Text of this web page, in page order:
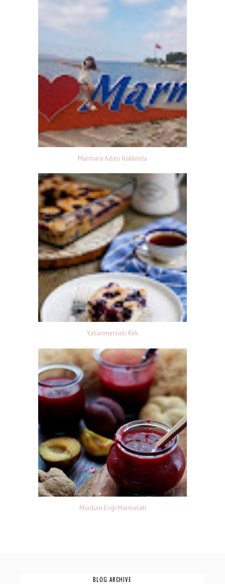
Marmara Adası Hakkında
Yabanmersinli Kek
Mürdüm Eriği Marmelatı
BLOG ARCHIVE